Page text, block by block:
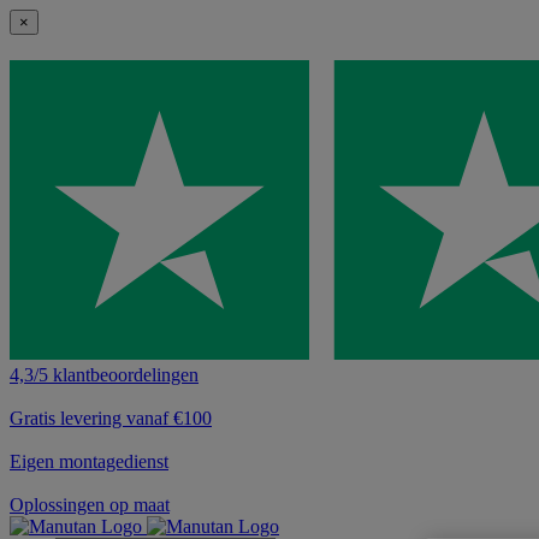
×
4,3/5 klantbeoordelingen
Gratis levering vanaf €100
Eigen montagedienst
Oplossingen op maat